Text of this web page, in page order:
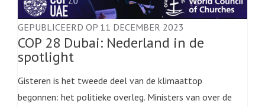
GEPUBLICEERD OP 11 DECEMBER 2023
COP 28 Dubai: Nederland in de
spotlight
Gisteren is het tweede deel van de klimaattop
begonnen: het politieke overleg. Ministers van over de